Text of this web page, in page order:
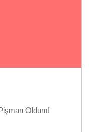
Oldum!